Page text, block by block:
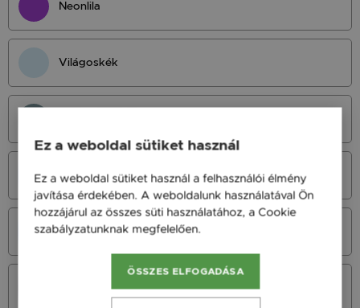
Neonlila
Világoskék
Azúrkék
Neonkék
Ez a weboldal sütiket használ
Ez a weboldal sütiket használ a felhasználói élmény
javítása érdekében. A weboldalunk használatával Ön
hozzájárul az összes süti használatához, a Cookie
szabályzatunknak megfelelően.
ÖSSZES ELFOGADÁSA